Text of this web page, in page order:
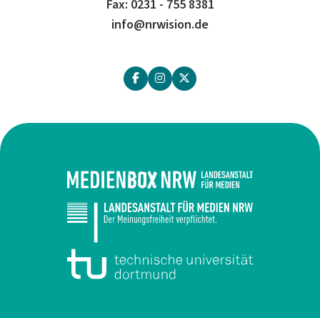
Fax: 0231 - 755 8381
info@nrwision.de